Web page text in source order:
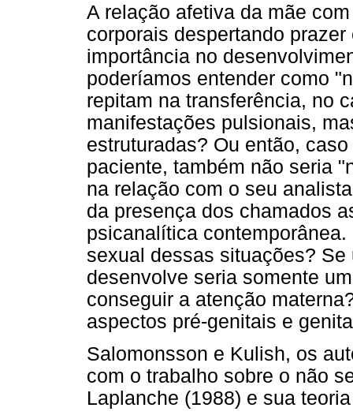
A relação afetiva da mãe
corporais despertando
importância no
poderíamos entender como
repitam na transferência, no
manifestações pulsionais,
estruturadas? Ou então,
paciente, também não seria
na relação com o seu
da presença dos chamados
psicanalítica
sexual dessas situações?
desenvolve seria somente
conseguir a atenção
aspectos pré-genitais e
Salomonsson e Kulish, os
com o trabalho sobre o não
Laplanche (1988) e sua